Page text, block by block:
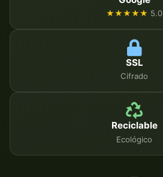
★★★★★ 5.0
SSL
Cifrado
Reciclable
Ecológico